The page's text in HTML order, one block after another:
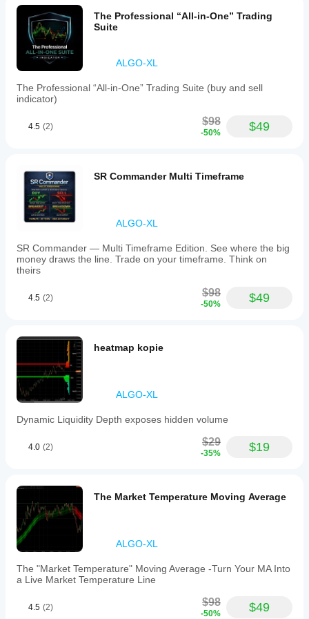
can
be
used
standalone
with
other
to
assist
and
managing
exits
aligned
with
trends.
The
indicator
of
options.
Profil wskaźnika
The Professional “All-in-One” Trading
Suite
ALGO-XL
The Professional “All-in-One” Trading Suite (buy and sell
indicator)
4.5 (2) $98
-50% $49
SR Commander Multi Timeframe
ALGO-XL
SR Commander — Multi Timeframe Edition. See where the big
money draws the line. Trade on your timeframe. Think on
theirs
4.5 (2) $98
-50% $49
heatmap kopie
ALGO-XL
Dynamic Liquidity Depth exposes hidden volume
4.0 (2) $29
-35% $19
The Market Temperature Moving Average
ALGO-XL
The "Market Temperature" Moving Average -Turn Your MA Into
a Live Market Temperature Line
4.5 (2) $98
-50% $49